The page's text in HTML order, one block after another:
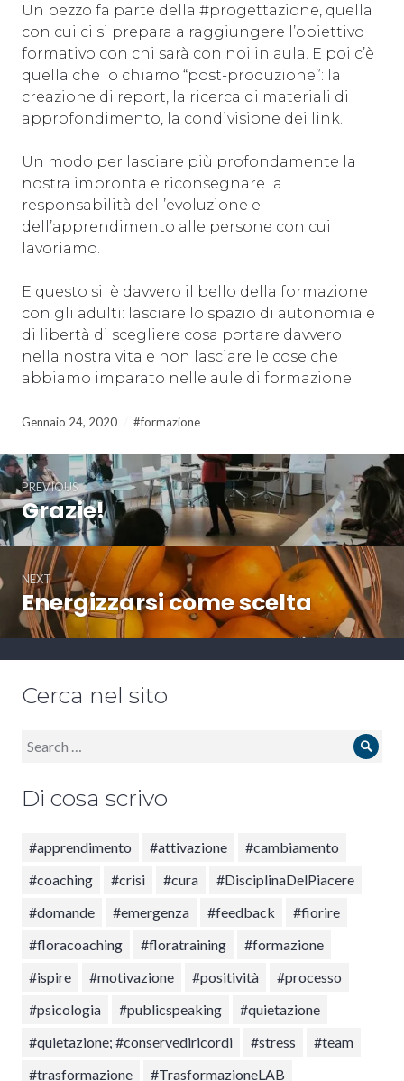
Un pezzo fa parte della #progettazione, quella
con cui ci si prepara a raggiungere l’obiettivo
formativo con chi sarà con noi in aula. E poi c’è
quella che io chiamo “post-produzione”: la
creazione di report, la ricerca di materiali di
approfondimento, la condivisione dei link.
Un modo per lasciare più profondamente la
nostra impronta e riconsegnare la
responsabilità dell’evoluzione e
dell’apprendimento alle persone con cui
lavoriamo.
E questo si è davvero il bello della formazione
con gli adulti: lasciare lo spazio di autonomia e
di libertà di scegliere cosa portare davvero
nella nostra vita e non lasciare le cose che
abbiamo imparato nelle aule di formazione.
Gennaio 24, 2020 #formazione
Navigazione
articoli
PREVIOUS
Previous
post:
Grazie!
NEXT
Next
post:
Energizzarsi come scelta
Cerca nel sito
Search
Di cosa scrivo
#apprendimento #attivazione
#cambiamento
#coaching
#crisi #cura
#DisciplinaDelPiacere
#domande
#emergenza #feedback
#fiorire
#floracoaching
#floratraining
#formazione
#ispire
#motivazione #positività
#processo
#psicologia
#publicspeaking
#quietazione
#quietazione; #conservediricordi
#stress
#team
#trasformazione
#TrasformazioneLAB